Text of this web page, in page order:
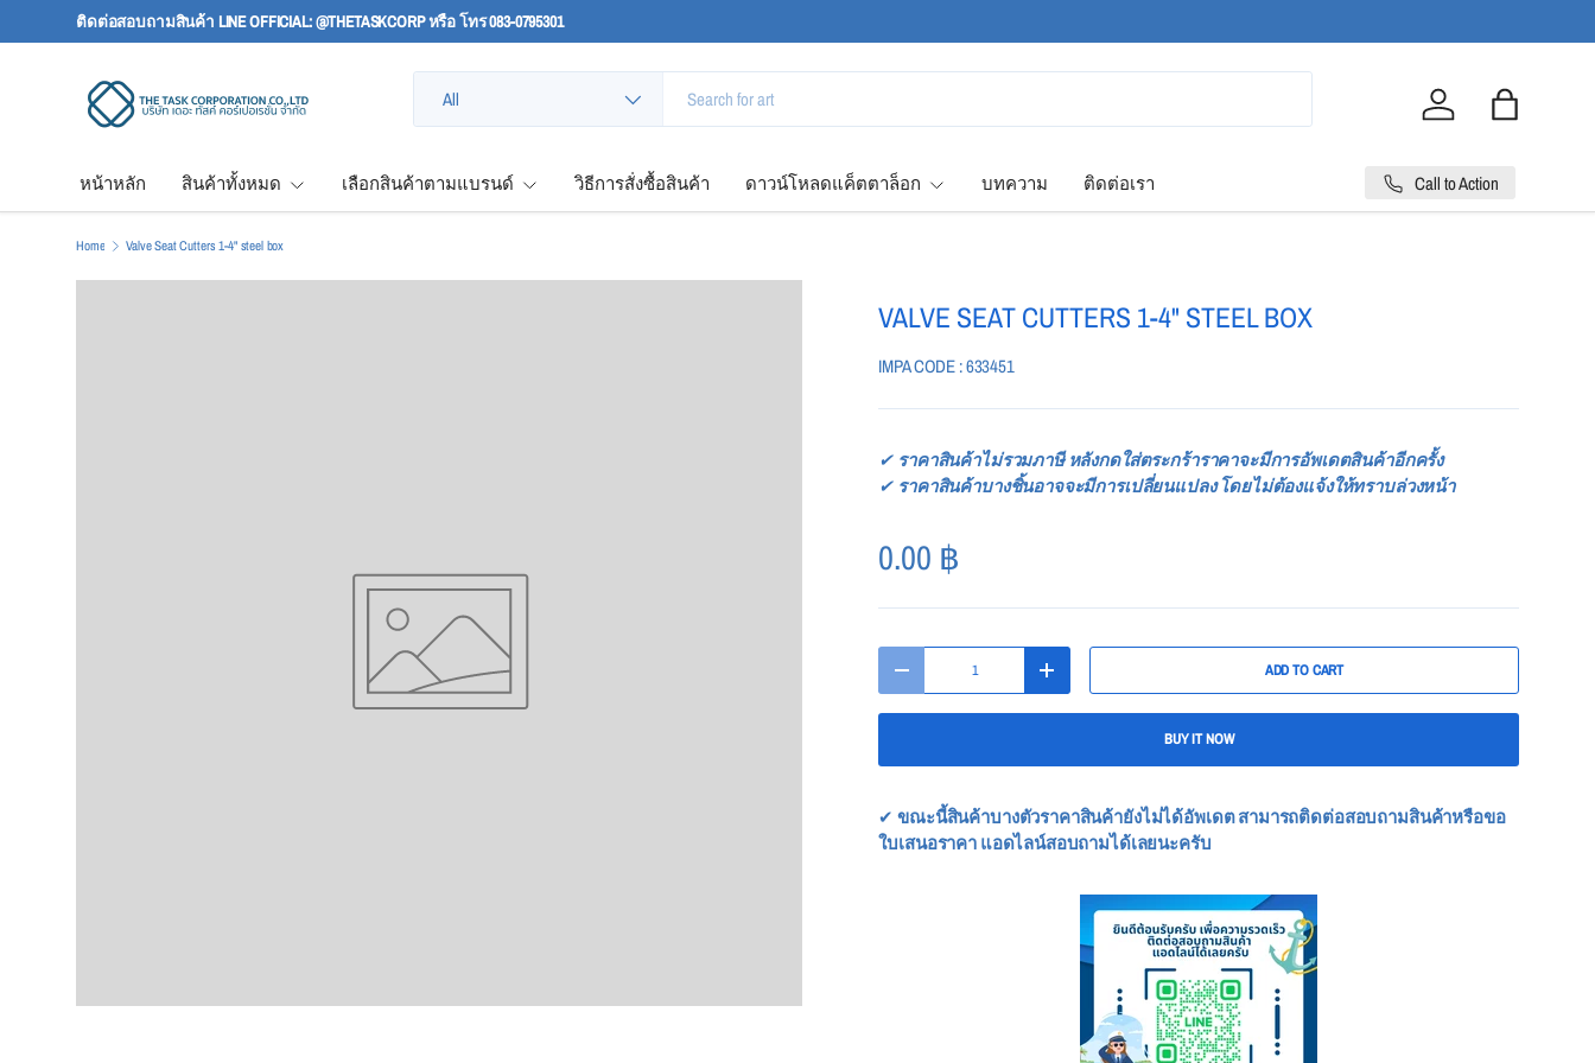
SKIP TO CONTENT
ติดต่อสอบถามสินค้า LINE OFFICIAL: @THETASKCORP หรือ โทร 083-0795301
All
Log in Bag
หน้าหลัก สินค้าทั้งหมด เลือกสินค้าตามแบรนด์ วิธีการสั่งซื้อสินค้า ดาวน์โหลดแค็ตตาล็อก บทความ ติดต่อเรา Call to Action
Home Valve Seat Cutters 1-4" steel box
VALVE SEAT CUTTERS 1-4" STEEL BOX
IMPA CODE : 633451
✔ ราคาสินค้าไม่รวมภาษี หลังกดใส่ตระกร้าราคาจะมีการอัพเดตสินค้าอีกครั้ง
✔ ราคาสินค้าบางชิ้นอาจจะมีการเปลี่ยนแปลง โดยไม่ต้องแจ้งให้ทราบล่วงหน้า
0.00 ฿
- + ADD TO CART
BUY IT NOW
✔ขณะนี้สินค้าบางตัวราคาสินค้ายังไม่ได้อัพเดต สามารถติดต่อสอบถามสินค้าหรือขอ
ใบเสนอราคา แอดไลน์สอบถามได้เลยนะครับ